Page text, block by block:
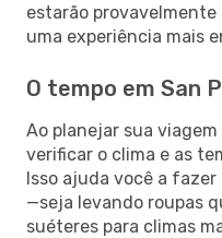
estarão
uma experiência mais
O tempo em San
Ao planejar sua viagem
verificar o clima e as
Isso ajuda você a
—seja levando roupas
suéteres para climas